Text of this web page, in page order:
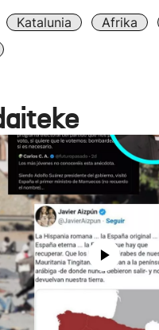
Katalunia Afrika